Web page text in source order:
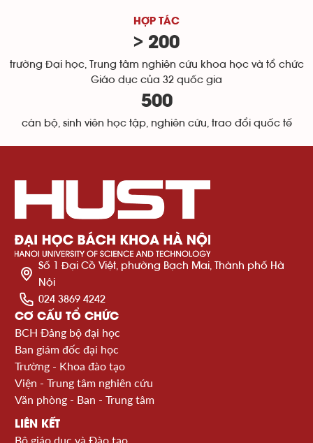
HỢP TÁC
> 200
trường Đại học, Trung tâm nghiên cứu khoa học và tổ chức
Giáo dục của 32 quốc gia
500
cán bộ, sinh viên học tập, nghiên cứu, trao đổi quốc tế
Số 1 Đại Cồ Việt, phường Bạch Mai, Thành phố Hà
Nội
024 3869 4242
CƠ CẤU TỔ CHỨC
BCH Đảng bộ đại học
Ban giám đốc đại học
Trường - Khoa đào tạo
Viện - Trung tâm nghiên cứu
Văn phòng - Ban - Trung tâm
LIÊN KẾT
Bộ giáo dục và Đào tạo